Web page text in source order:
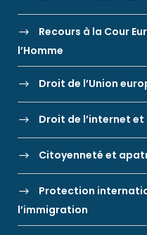
Recours à la Cour
l’Homme
Droit de l’Union
Droit de l’internet et
Citoyenneté et
Protection
l’immigration